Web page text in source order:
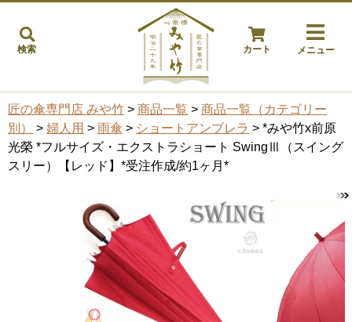
検索 カート メニュー
匠の傘専門店 みや竹 > 商品一覧 > 商品一覧（カテゴリー
別）
> 婦人用 > 雨傘 > ショートアンブレラ > *みや竹x前原
光榮 *フルサイズ・エクストラショート SwingⅢ（スイング
スリー）【レッド】*受注作成/約1ヶ月*